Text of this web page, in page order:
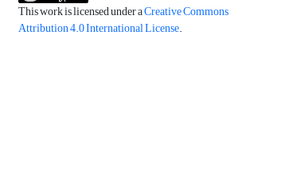
This work is licensed under aCreative Commons
Attribution 4.0 International License.